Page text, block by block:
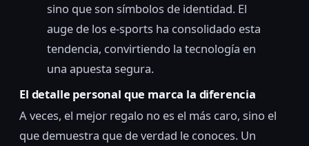
sino que son símbolos de identidad. El
auge de los e-sports ha consolidado esta
tendencia, convirtiendo la tecnología en
una apuesta segura.
El detalle personal que marca la diferencia
A veces, el mejor regalo no es el más caro, sino el
que demuestra que de verdad le conoces. Un